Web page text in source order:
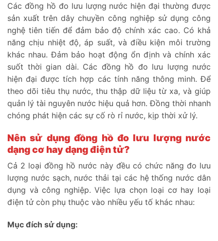
Các đồng hồ đo lưu lượng nước hiện đại thường được
sản xuất trên dây chuyền công nghiệp sử dụng công
nghệ tiên tiến để đảm bảo độ chính xác cao. Có khả
năng chịu nhiệt độ, áp suất, và điều kiện môi trường
khác nhau. Đảm bảo hoạt động ổn định và chính xác
suốt thời gian dài. Các đồng hồ đo lưu lượng nước
hiện đại được tích hợp các tính năng thông minh. Để
theo dõi tiêu thụ nước, thu thập dữ liệu từ xa, và giúp
quản lý tài nguyên nước hiệu quả hơn. Đồng thời nhanh
chóng phát hiện các sự cố rò rỉ nước, kịp thời xử lý.
Nên sử dụng đồng hồ đo lưu lượng nước
dạng cơ hay dạng điện tử?
Cả 2 loại đồng hồ nước này đều có chức năng đo lưu
lượng nước sạch, nước thải tại các hệ thống nước dân
dụng và công nghiệp. Việc lựa chọn loại cơ hay loại
điện tử còn phụ thuộc vào nhiều yếu tố khác nhau:
Mục đích sử dụng: